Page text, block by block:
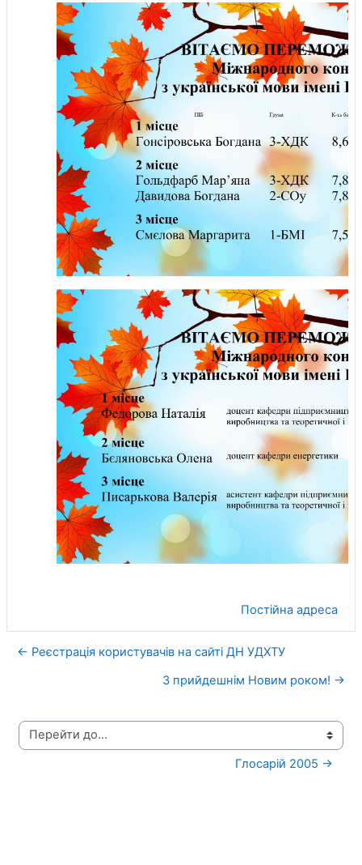
Постійна адреса
← Реєстрація користувачів на сайті ДН УДХТУ
З прийдешнім Новим роком! →
Перейти до...
Глосарій 2005 →